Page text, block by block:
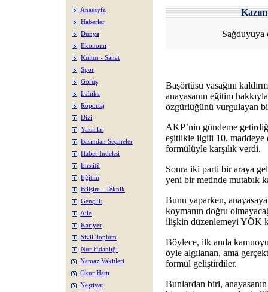
Anasayfa
Haberler
Dünya
Ekonomi
Kültür - Sanat
Spor
Görüş
Lahika
Röportaj
Dizi
Yazarlar
Basından Seçmeler
Haber İndeksi
Enstitü
Eğitim
Bilişim - Teknik
Gençlik
Aile
Kariyer
Sivil Toplum
Nur Fidanlığı
Namaz Vakitleri
Okur Hattı
Neşriyat
Sağduyuya
Başörtüsü yasağını
anayasanın eğitim
özgürlüğünü vurgulayan
AKP’nin gündeme
eşitlikle ilgili 10. maddeye
formülüyle karşılık verdi.
Sonra iki parti bir araya
yeni bir metinde mutabık
Bunu yaparken,
koymanın doğru
ilişkin düzenlemeyi YÖK
Böylece, ilk anda
öyle algılanan, ama
formül geliştirdiler.
Bunlardan biri,